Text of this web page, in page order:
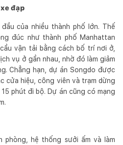
đạp
của nhiều thành phố lớn. Thế
đúc như thành phố Manhattan
vận tải bằng cách bố trí nơi ở,
vụ ở gần nhau, nhờ đó làm giảm
Chẳng hạn, dự án Songdo được
cửa hiệu, công viên và trạm dừng
phút đi bộ. Dự án cũng có mạng
hệ thống sưởi ấm và làm